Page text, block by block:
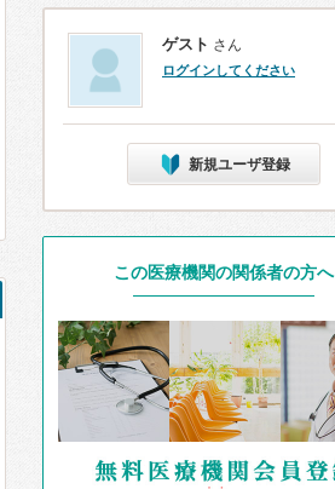
ゲスト さん
ログインしてください
新規ユーザ登録
この医療機関の関係者の方へ